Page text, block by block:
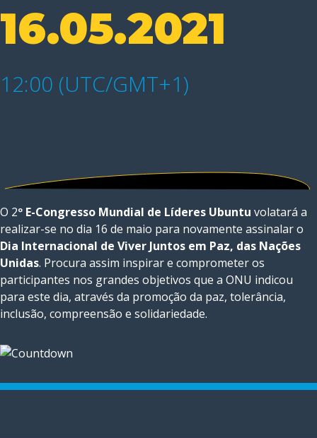
16.05.2021
12:00 (UTC/GMT+1)
O 2º E-Congresso Mundial de Líderes Ubuntu volatará a
realizar-se no dia 16 de maio para novamente assinalar o
Dia Internacional de Viver Juntos em Paz, das Nações
Unidas. Procura assim inspirar e comprometer os
participantes nos grandes objetivos que a ONU indicou
para este dia, através da promoção da paz, tolerância,
inclusão, compreensão e solidariedade.